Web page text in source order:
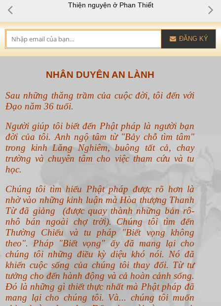
Thiện nguyện ở Phan Thiết
ĐĂNG KÝ
NHÂN DUYÊN AN LÀNH
Sau những thăng trầm của cuộc đời, tôi đến với
Đạo năm 36 tuổi.
Người giúp tôi biết đến Phật pháp là người bạn
đời của tôi. Anh ngộ tâm từ "Bảy chỗ tìm tâm"
trong kinh Lăng Nghiêm, buông tất cả, chay
trường và chuyên tâm cho việc tham cứu và tu
học.
Chúng tôi tìm hiểu Phật pháp được rõ hơn là
nhờ vào những kinh luận mà Hòa thượng Thanh
Từ đã giảng (được quay thành những bản rô-
nhô bán ngoài chợ trời). Chúng tôi tìm đến
Thường Chiếu và tu pháp "Biết vọng không
theo". Pháp "Biết vọng" ấy đã mang lại cho
chúng tôi những điều kỳ diệu khó nói. Nó đã
khiến cuộc sống của chúng tôi thay đổi. Từ tư
tưởng cho đến hành động và cả hoàn cảnh sống.
Đó là những gì thiết thực nhất mà Phật pháp đã
mang lại cho chúng tôi. Và... chúng tôi muốn